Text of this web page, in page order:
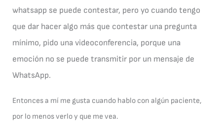
whatsapp se puede contestar, pero yo cuando tengo
que dar hacer algo más que contestar una pregunta
mínimo, pido una videoconferencia, porque una
emoción no se puede transmitir por un mensaje de
WhatsApp.
Entonces a mí me gusta cuando hablo con algún paciente,
por lo menos verlo y que me vea.